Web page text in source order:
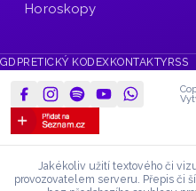
Horoskopy
GDPR ETICKÝ KODEX KONTAKTY RSS
Jakékoliv užití textového či
provozovatelem serveru. Přepis či